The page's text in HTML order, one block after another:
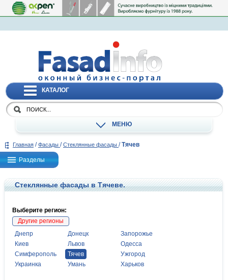
КАТАЛОГ
МЕНЮ
Главная / Фасады / Стеклянные фасады / Тячев
Разделы
Стеклянные фасады в Тячеве.
Выберите регион:
Другие регионы
Днепр
Донецк
Запорожье
Киев
Львов
Одесса
Симферополь
Тячев
Ужгород
Украинка
Умань Харьков